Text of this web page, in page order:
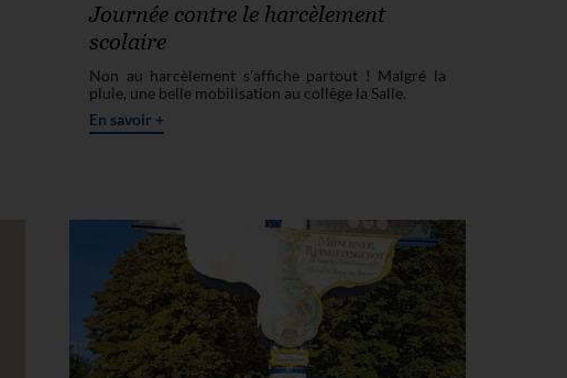
Journée contre le harcèlement
scolaire
Non au harcèlement s'affiche partout ! Malgré la
pluie, une belle mobilisation au collège la Salle.
En savoir +